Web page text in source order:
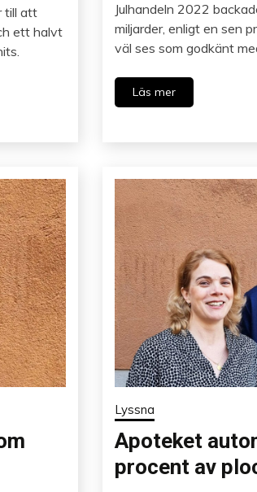
till att
ett halvt
Julhandeln 2022
miljarder, enligt en sen
väl ses som godkänt
Läs mer
Lyssna
Apoteket
procent av